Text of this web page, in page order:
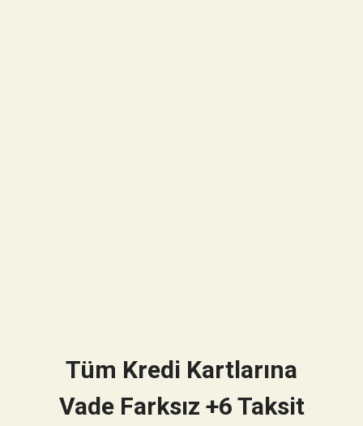
Tüm Kredi Kartlarına
Vade Farksız +6 Taksit